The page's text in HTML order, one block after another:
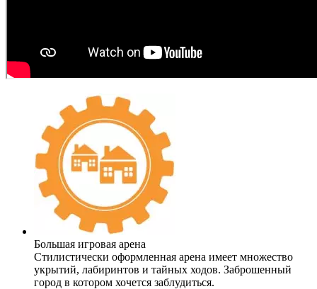
Большая игровая арена
Стилистически оформленная арена имеет множество
укрытий, лабиринтов и тайных ходов. Заброшенный
город в котором хочется заблудиться.